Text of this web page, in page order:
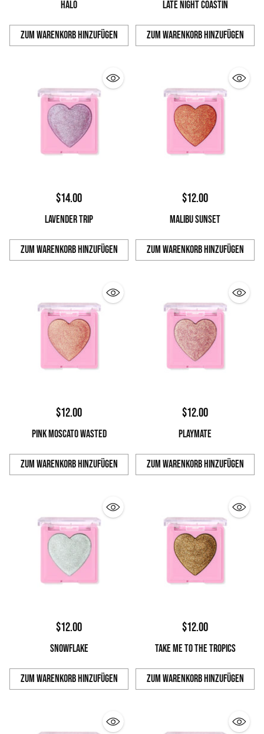
HALO
Zum Warenkorb hinzufügen
Anzahl
LATE NIGHT COASTIN
Zum Warenkorb hinzufügen
Anzahl
$14.00
LAVENDER TRIP
Zum Warenkorb hinzufügen
Anzahl
$12.00
MALIBU SUNSET
Zum Warenkorb hinzufügen
Anzahl
$12.00
PINK MOSCATO WASTED
Zum Warenkorb hinzufügen
Anzahl
$12.00
PLAYMATE
Zum Warenkorb hinzufügen
Anzahl
$12.00
SNOWFLAKE
Zum Warenkorb hinzufügen
Anzahl
$12.00
TAKE ME TO THE TROPICS
Zum Warenkorb hinzufügen
Anzahl